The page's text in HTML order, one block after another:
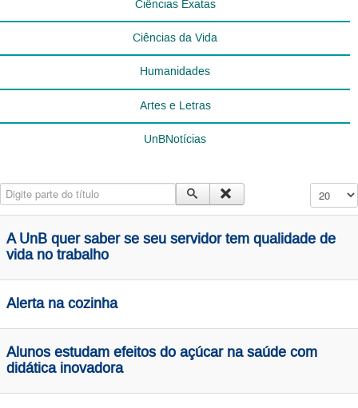
Ciências Exatas
Ciências da Vida
Humanidades
Artes e Letras
UnBNotícias
Digite parte do título Exibir #
A UnB quer saber se seu servidor tem qualidade de
vida no trabalho
Alerta na cozinha
Alunos estudam efeitos do açúcar na saúde com
didática inovadora